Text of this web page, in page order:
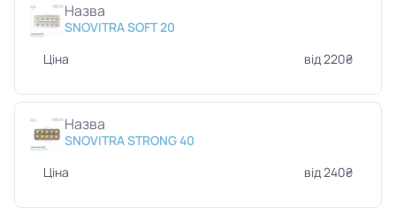
Назва
SNOVITRA SOFT 20
Ціна
від 220₴
Назва
SNOVITRA STRONG 40
Ціна
від 240₴